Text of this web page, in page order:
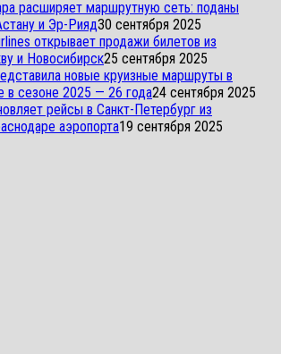
расширяет маршрутную сеть: поданы
и Эр-Рияд30 сентября 2025
открывает продажи билетов из
и Новосибирск25 сентября 2025
новые круизные маршруты в
в сезоне 2025 — 26 года24 сентября 2025
рейсы в Санкт-Петербург из
аэропорта19 сентября 2025